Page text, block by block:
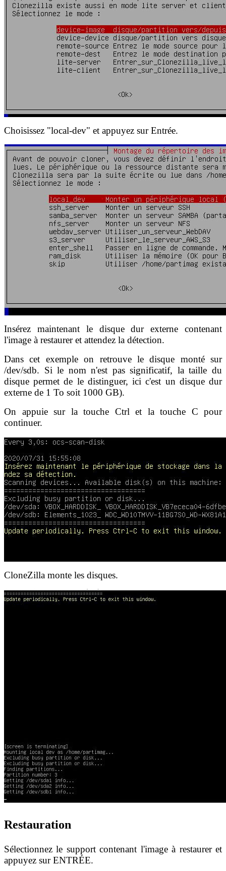
Choisissez "local-dev" et appuyez sur Entrée.
Insérez maintenant le disque dur externe contenant
l'image à restaurer et attendez la détection.
Dans cet exemple on retrouve le disque monté sur
/dev/sdb. Si le nom n'est pas significatif, la taille du
disque permet de le distinguer, ici c'est un disque dur
externe de 1 To soit 1000 GB).
On appuie sur la touche Ctrl et la touche C pour
continuer.
CloneZilla monte les disques.
Restauration
Sélectionnez le support contenant l'image à restaurer et
appuyez sur ENTRÉE.